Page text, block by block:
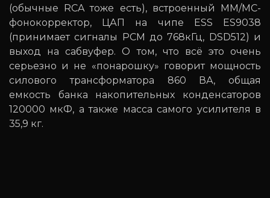
(обычные RCA тоже есть), встроенный ММ/МС-
фонокорректор, ЦАП на чипе ESS ES9038
(принимает сигналы PCM до 768кГц, DSD512) и
выход на сабвуфер. О том, что всё это очень
серьезно и не «понарошку» говорит мощность
силового трансформатора 860 ВА, общая
емкость банка накопительных конденсаторов
120000 мкФ, а также масса самого усилителя в
35,9 кг.